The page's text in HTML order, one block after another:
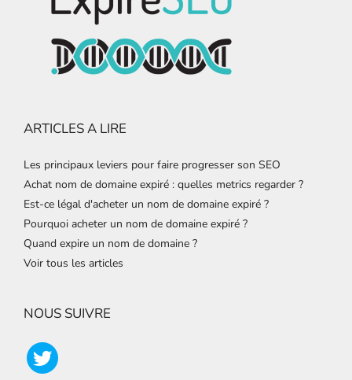
ARTICLES A LIRE
Les principaux leviers pour faire progresser son SEO
Achat nom de domaine expiré : quelles metrics regarder ?
Est-ce légal d'acheter un nom de domaine expiré ?
Pourquoi acheter un nom de domaine expiré ?
Quand expire un nom de domaine ?
Voir tous les articles
NOUS SUIVRE